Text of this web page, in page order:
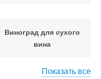
Виноград для сухого
вина
Показать все